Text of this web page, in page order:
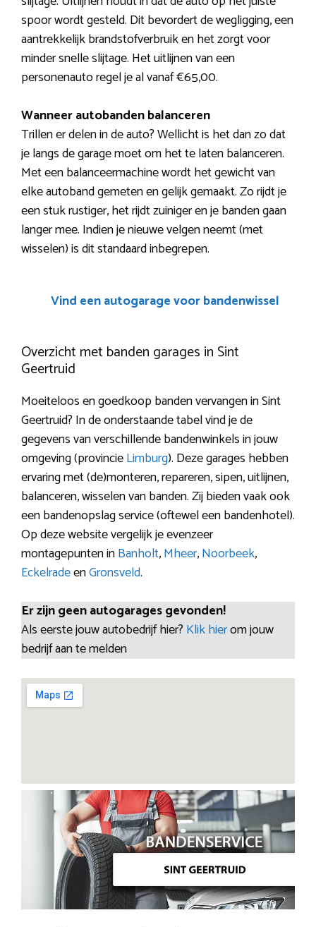
spoor wordt gesteld. Dit bevordert de wegligging, een
aantrekkelijk brandstofverbruik en het zorgt voor
minder snelle slijtage. Het uitlijnen van een
personenauto regel je al vanaf €65,00.
Wanneer autobanden balanceren
Trillen er delen in de auto? Wellicht is het dan zo dat
je langs de garage moet om het te laten balanceren.
Met een balanceermachine wordt het gewicht van
elke autoband gemeten en gelijk gemaakt. Zo rijdt je
een stuk rustiger, het rijdt zuiniger en je banden gaan
langer mee. Indien je nieuwe velgen neemt (met
wisselen) is dit standaard inbegrepen.
Vind een autogarage voor bandenwissel
Overzicht met banden garages in Sint
Geertruid
Moeiteloos en goedkoop banden vervangen in Sint
Geertruid? In de onderstaande tabel vind je de
gegevens van verschillende bandenwinkels in jouw
omgeving (provincieLimburg). Deze garages hebben
ervaring met (de)monteren, repareren, sipen, uitlijnen,
balanceren, wisselen van banden. Zij bieden vaak ook
een bandenopslag service (oftewel een bandenhotel).
Op deze website vergelijk je evenzeer
montagepunten inBanholt,Mheer,Noorbeek,
EckelradeenGronsveld.
Er zijn geen autogarages gevonden!
Als eerste jouw autobedrijf hier? Klik hierom jouw
bedrijf aan te melden